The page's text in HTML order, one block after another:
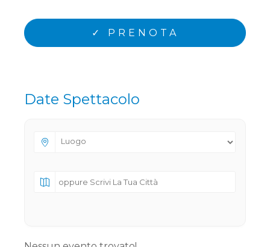
✓ PRENOTA
Date Spettacolo